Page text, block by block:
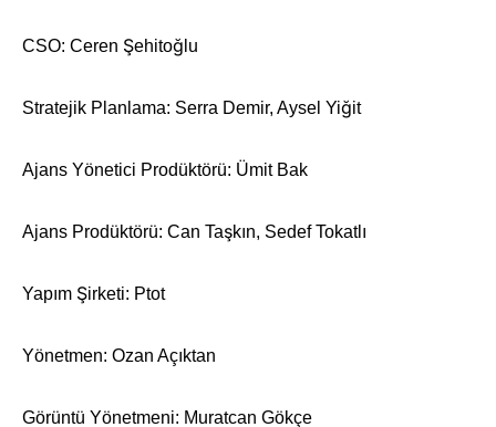
CSO: Ceren Şehitoğlu
Stratejik Planlama: Serra Demir, Aysel Yiğit
Ajans Yönetici Prodüktörü: Ümit Bak
Ajans Prodüktörü: Can Taşkın, Sedef Tokatlı
Yapım Şirketi: Ptot
Yönetmen: Ozan Açıktan
Görüntü Yönetmeni: Muratcan Gökçe